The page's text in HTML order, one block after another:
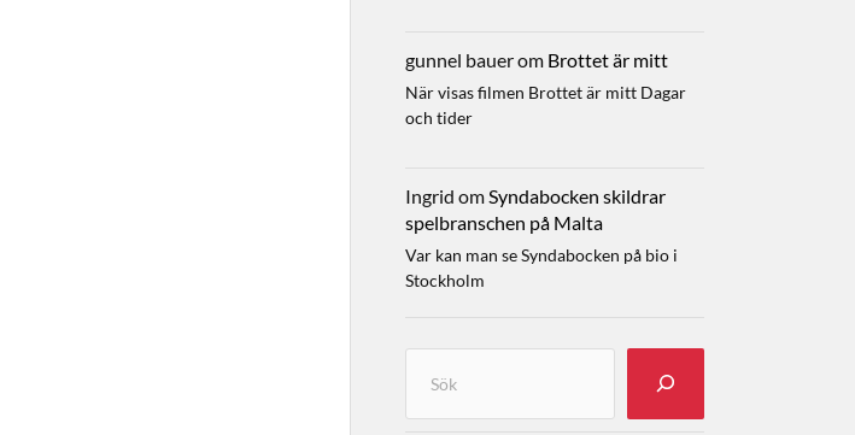
gunnel bauerom Brottet är mitt
När visas filmen Brottet är mitt Dagar
och tider
Ingrid omSyndabocken skildrar
spelbranschen på Malta
Var kan man se Syndabocken på bio i
Stockholm